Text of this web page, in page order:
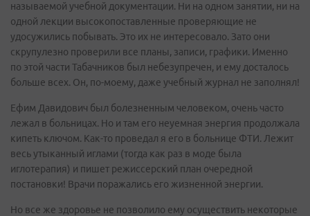
называемой учебной документации. Ни на одном занятии, ни на
одной лекции высокопоставленные проверяющие не
удосужились побывать. Это их не интересовало. Зато они
скрупулезно проверили все планы, записи, графики. Именно
по этой части Табачников был небезупречен, и ему досталось
больше всех. Он, по-моему, даже учебный журнал не заполнял!
Ефим Давидович был болезненным человеком, очень часто
лежал в больницах. Но и там его неуемная энергия продолжала
кипеть ключом. Как-то проведал я его в больнице ФТИ. Лежит
весь утыканный иглами (тогда как раз в моде была
иглотерапия) и пишет режиссерский план очередной
постановки! Врачи поражались его жизненной энергии.
Но все же здоровье не позволило ему осуществить некоторые